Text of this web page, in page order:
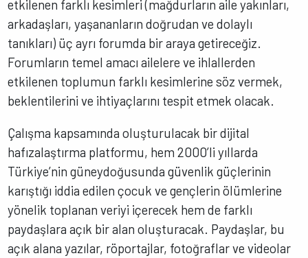
etkilenen farklı kesimleri (mağdurların aile yakınları,
arkadaşları, yaşananların doğrudan ve dolaylı
tanıkları) üç ayrı forumda bir araya getireceğiz.
Forumların temel amacı ailelere ve ihlallerden
etkilenen toplumun farklı kesimlerine söz vermek,
beklentilerini ve ihtiyaçlarını tespit etmek olacak.
Çalışma kapsamında oluşturulacak bir dijital
hafızalaştırma platformu, hem 2000’li yıllarda
Türkiye’nin güneydoğusunda güvenlik güçlerinin
karıştığı iddia edilen çocuk ve gençlerin ölümlerine
yönelik toplanan veriyi içerecek hem de farklı
paydaşlara açık bir alan oluşturacak. Paydaşlar, bu
açık alana yazılar, röportajlar, fotoğraflar ve videolar